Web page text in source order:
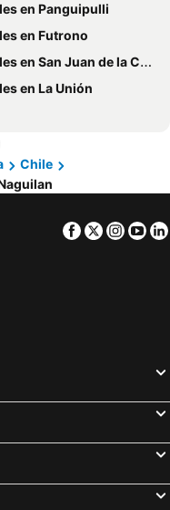
en Panguipulli
en Futrono
en San Juan de la Costa
en La Unión
Chile
Facebook
Twitter